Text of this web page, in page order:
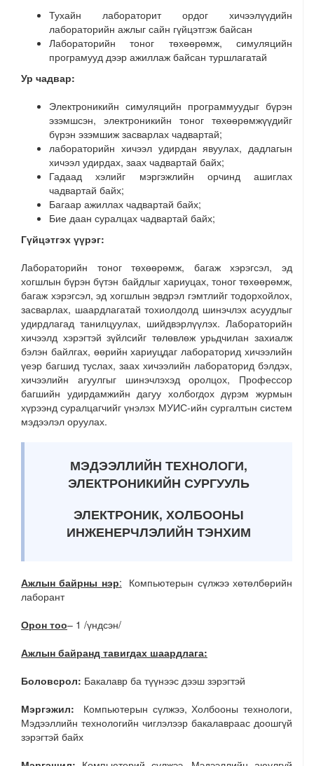
Тухайн лабораторит ордог хичээлүүдийн
лабораторийн ажлыг сайн гүйцэтгэж байсан
Лабораторийн тоног төхөөрөмж, симуляцийн
програмууд дээр ажиллаж байсан туршлагатай
Ур чадвар:
Электроникийн симуляцийн программуудыг бүрэн
эзэмшсэн, электроникийн тоног төхөөрөмжүүдийг
бүрэн эзэмшиж засварлах чадвартай;
лабораторийн хичээл удирдан явуулах, дадлагын
хичээл удирдах, заах чадвартай байх;
Гадаад хэлийг мэргэжлийн орчинд ашиглах
чадвартай байх;
Багаар ажиллах чадвартай байх;
Бие даан суралцах чадвартай байх;
Гүйцэтгэх үүрэг:
Лабораторийн тоног төхөөрөмж, багаж хэрэгсэл, эд
хогшлын бүрэн бүтэн байдлыг хариуцах, тоног төхөөрөмж,
багаж хэрэгсэл, эд хогшлын эвдрэл гэмтлийг тодорхойлох,
засварлах, шаардлагатай тохиолдолд шинэчлэх асуудлыг
удирдлагад танилцуулах, шийдвэрлүүлэх. Лабораторийн
хичээлд хэрэгтэй зүйлсийг төлөвлөж урьдчилан захиалж
бэлэн байлгах, өөрийн хариуцдаг лабораторид хичээлийн
үеэр багшид туслах, заах хичээлийн лабораторид бэлдэх,
хичээлийн агуулгыг шинэчлэхэд оролцох, Профессор
багшийн удирдамжийн дагуу холбогдох дүрэм журмын
хүрээнд суралцагчийг үнэлэх МУИС-ийн сургалтын систем
мэдээлэл оруулах.
МЭДЭЭЛЛИЙН ТЕХНОЛОГИ,
ЭЛЕКТРОНИКИЙН СУРГУУЛЬ
ЭЛЕКТРОНИК, ХОЛБООНЫ
ИНЖЕНЕРЧЛЭЛИЙН ТЭНХИМ
Ажлын байрны нэр: Компьютерын сүлжээ хөтөлбөрийн
лаборант
Орон тоо– 1 /үндсэн/
Ажлын байранд тавигдах шаардлага:
Боловсрол: Бакалавр ба түүнээс дээш зэрэгтэй
Мэргэжил: Компьютерын сүлжээ, Холбооны технологи,
Мэдээллийн технологийн чиглэлээр бакалавраас доошгүй
зэрэгтэй байх